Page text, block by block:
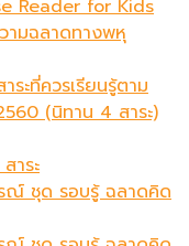
Reader for Kids
ามฉลาดทางพหุ
ระที่ควรเรียนรู้ตาม
(นิทาน 4 สาระ)
าระ
ณ์ ชุด รอบรู้ ฉลาดคิด